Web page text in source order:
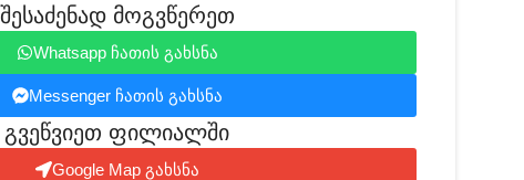
შესაძენად მოგვწერეთ
Whatsapp ჩათის გახსნა
Messenger ჩათის გახსნა
გვეწვიეთ ფილიალში​
Google Map გახსნა